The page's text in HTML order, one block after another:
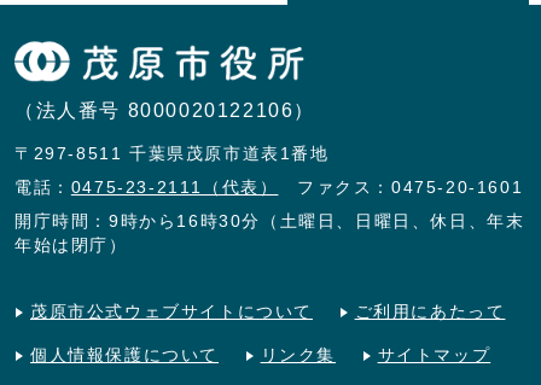
（法人番号 8000020122106）
〒297-8511 千葉県茂原市道表1番地
電話： 0475-23-2111（代表）
ファクス：0475-20-1601
開庁時間：9時から16時30分（土曜日、日曜日、休日、年末
年始は閉庁）
茂原市公式ウェブサイトについて ご利用にあたって
個人情報保護について リンク集 サイトマップ